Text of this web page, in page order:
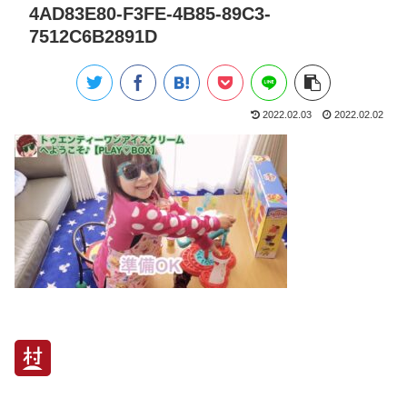
4AD83E80-F3FE-4B85-89C3-
7512C6B2891D
2022.02.03 2022.02.02